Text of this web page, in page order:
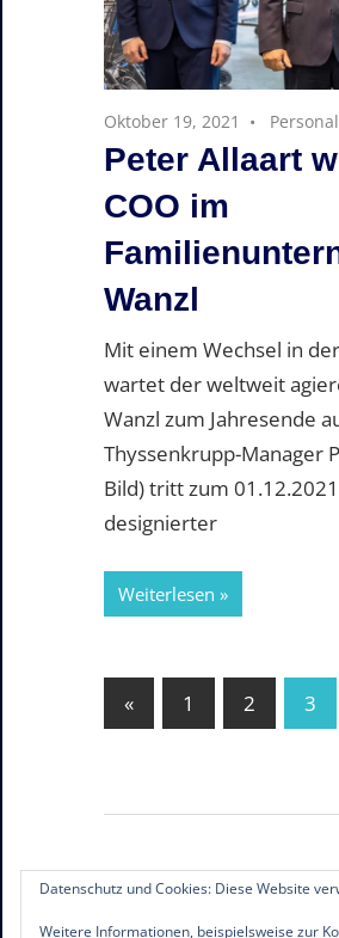
Oktober 19, 2021
Peter Allaart
COO im
Wanzl
Mit einem Wechsel in
wartet der weltweit
Wanzl zum Jahresende
Thyssenkrupp-Manager
Bild) tritt zum
designierter
Weiterlesen
«Vorherige
Beiträge
1 2 3
© 2019-2026
Datenschutz und Cookies: Diese Website
Weitere Informationen, beispielsweise zur